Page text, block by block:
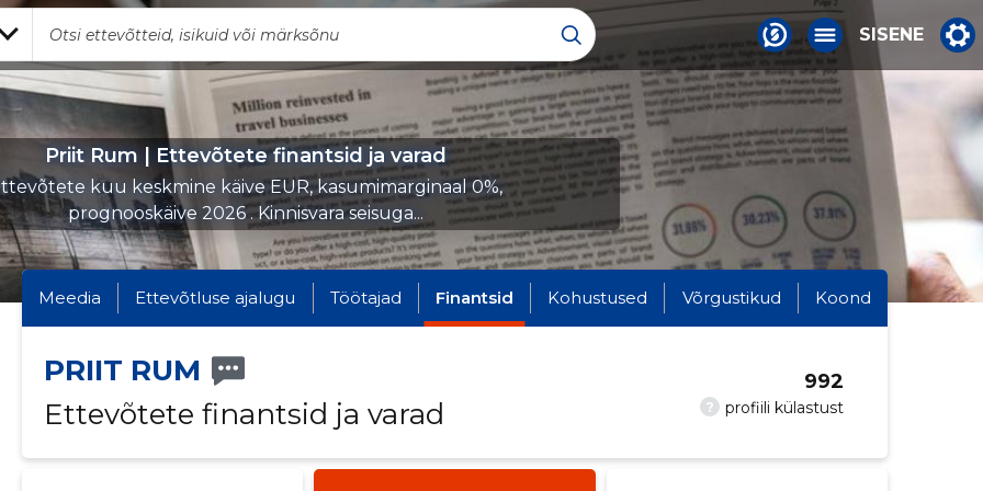
SISENE
Priit Rum | Ettevõtete finantsid ja varad
kuu keskmine käive EUR, kasumimarginaal 0%,
prognooskäive 2026 . Kinnisvara seisuga...
Meedia Ettevõtluse ajalugu Töötajad Finantsid Kohustused Võrgustikud Koond
PRIIT RUM
Ettevõtete finantsid ja varad
? profiili külastust
992